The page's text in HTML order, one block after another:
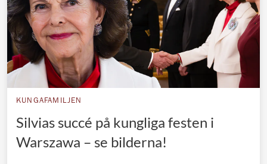
Spanska kungahuset
Nederländska kungahuset
Belgiska kungahuset
Jordanska kungahuset
Luxemburgska storhertighuset
Japanska kejsarhuset
Thailändska kungahuset
KUNGAFAMILJEN
Silvias succé på kungliga festen i
Warszawa – se bilderna!